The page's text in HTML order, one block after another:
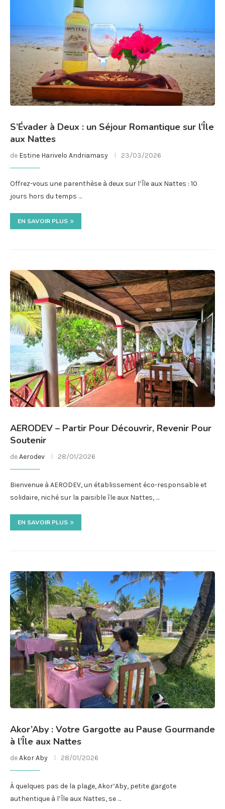
S’Évader à Deux : un Séjour Romantique sur l’Île
aux Nattes
de Estine Harivelo Andriamasy 23/03/2026
Offrez-vous une parenthèse à deux sur l’Île aux Nattes : 10
jours hors du temps …
EN SAVOIR PLUS
AERODEV – Partir Pour Découvrir, Revenir Pour
Soutenir
deAerodev 28/01/2026
Bienvenue à AERODEV, un établissement éco-responsable et
solidaire, niché sur la paisible île aux Nattes, …
EN SAVOIR PLUS
Akor’Aby : Votre Gargotte au Pause Gourmande
à l’Île aux Nattes
deAkor Aby 28/01/2026
À quelques pas de la plage, Akor’Aby, petite gargote
authentique à l’Île aux Nattes, se …